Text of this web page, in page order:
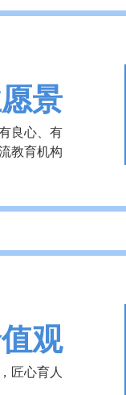
景
良心、有
教育机构
观
匠心育人